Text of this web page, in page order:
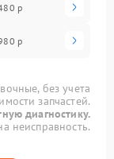
р
р
без учета
запчастей.
диагностику.
неисправность.